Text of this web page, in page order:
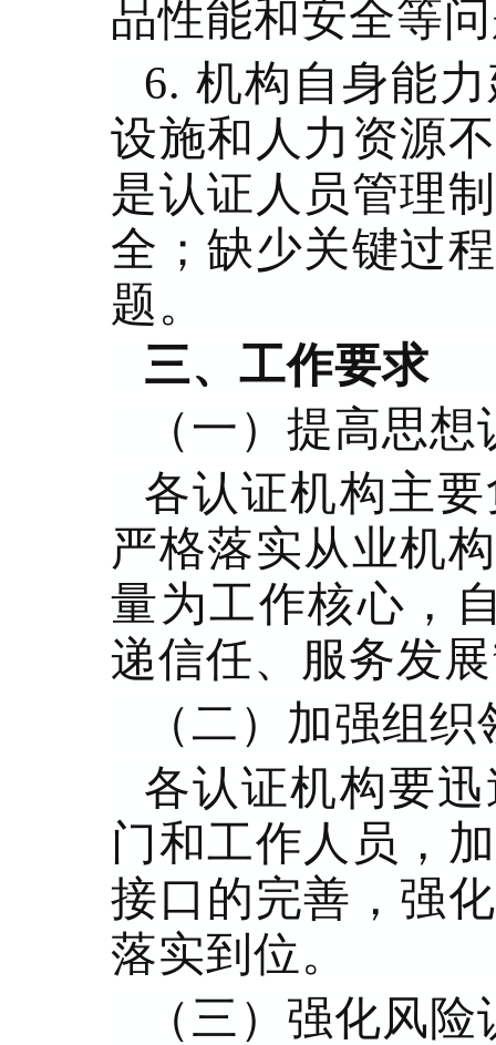
品性能和安全等
6. 机构自身能
设施和人力资源
是认证人员管理
全；缺少关键过
题。
三、工作要求
（一）提高思想
各认证机构主
严格落实从业机
量为工作核心，
递信任、服务发
（二）加强组织
各认证机构要
门和工作人员，
接口的完善，强
落实到位。
（三）强化风险